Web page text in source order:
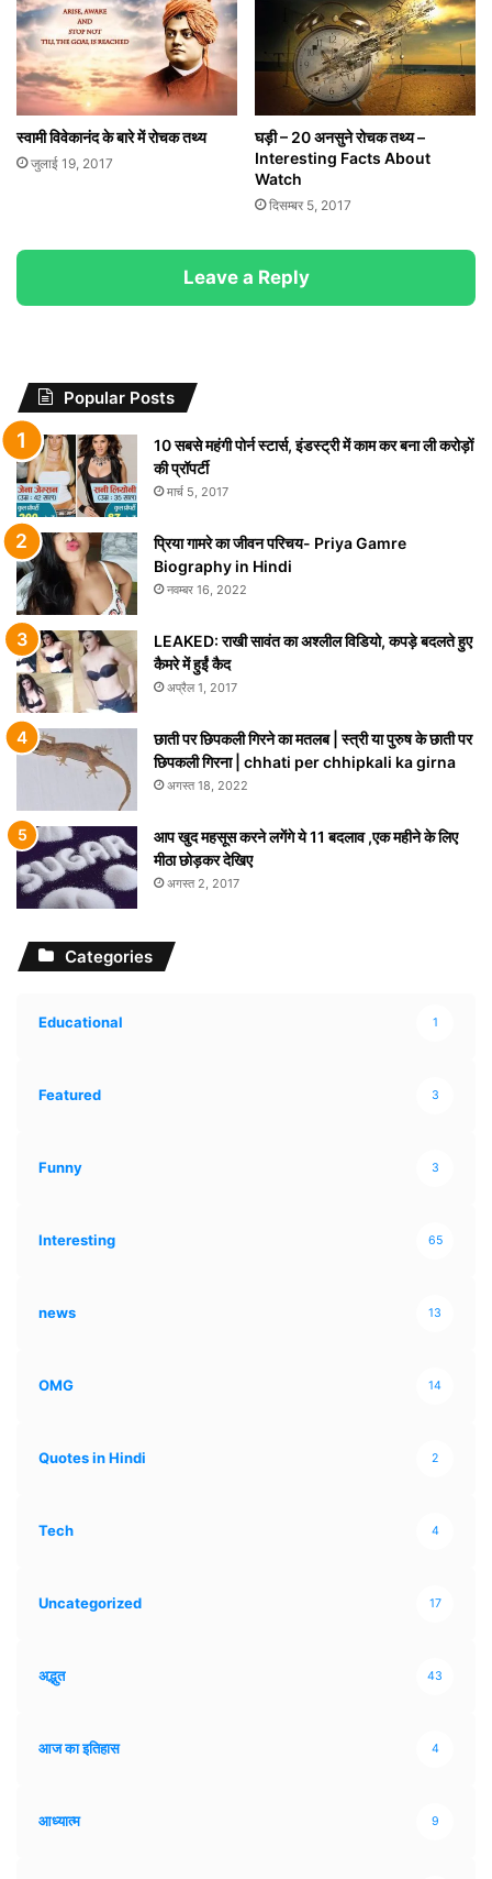
स्वामी विवेकानंद के बारे में रोचक तथ्य
जुलाई 19, 2017
घड़ी – 20 अनसुने रोचक तथ्‍य –
Interesting Facts About
Watch
दिसम्बर 5, 2017
Leave a Reply
Popular Posts
10 सबसे महंगी पोर्न स्टार्स, इंडस्ट्री में काम कर बना ली करोड़ों
की प्रॉपर्टी
मार्च 5, 2017
प्रिया गामरे का जीवन परिचय- Priya Gamre
Biography in Hindi
नवम्बर 16, 2022
LEAKED: राखी सावंत का अश्लील विडियो, कपड़े बदलते हुए
कैमरे में हुईं कैद
अप्रैल 1, 2017
छाती पर छिपकली गिरने का मतलब | स्त्री या पुरुष के छाती पर
छिपकली गिरना | chhati per chhipkali ka girna
अगस्त 18, 2022
आप खुद महसूस करने लगेंगे ये 11 बदलाव ,एक महीने के लिए
मीठा छोड़कर देखिए
अगस्त 2, 2017
Categories
Educational 1
Featured 3
Funny 3
Interesting 65
news 13
OMG 14
Quotes in Hindi 2
Tech 4
Uncategorized 17
अद्भुत 43
आज का इतिहास 4
आध्यात्म 9